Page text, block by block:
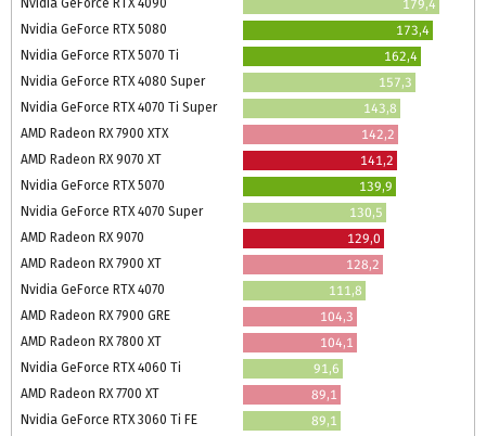
179,4
Nvidia GeForce RTX 5080
173,4
Nvidia GeForce RTX 5070 Ti
162,4
Nvidia GeForce RTX 4080 Super
157,3
Nvidia GeForce RTX 4070 Ti Super
143,8
AMD Radeon RX 7900 XTX
142,2
AMD Radeon RX 9070 XT
141,2
Nvidia GeForce RTX 5070
139,9
Nvidia GeForce RTX 4070 Super
130,5
AMD Radeon RX 9070
129,0
AMD Radeon RX 7900 XT
128,2
Nvidia GeForce RTX 4070
111,8
AMD Radeon RX 7900 GRE
104,3
AMD Radeon RX 7800 XT
104,1
Nvidia GeForce RTX 4060 Ti
91,6
AMD Radeon RX 7700 XT
89,1
Nvidia GeForce RTX 3060 Ti FE
89,1